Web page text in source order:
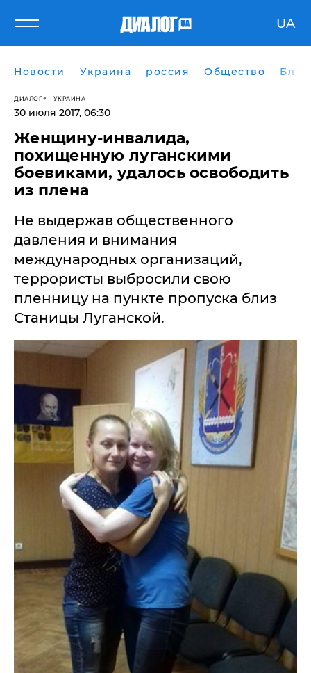
UA
Новости Украина россия Общество
ДИАЛОГ УКРАИНА
30 июля 2017, 06:30
Женщину-инвалида,
похищенную луганскими
боевиками, удалось освободить
из плена
Не выдержав общественного
давления и внимания
международных организаций,
террористы выбросили свою
пленницу на пункте пропуска близ
Станицы Луганской.